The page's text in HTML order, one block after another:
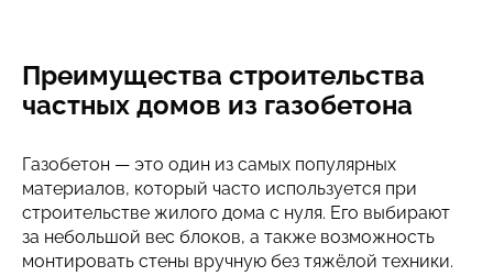
Преимущества строительства
частных домов из газобетона
Газобетон — это один из самых популярных
материалов, который часто используется при
строительстве жилого дома с нуля. Его выбирают
за небольшой вес блоков, а также возможность
монтировать стены вручную без тяжёлой техники.